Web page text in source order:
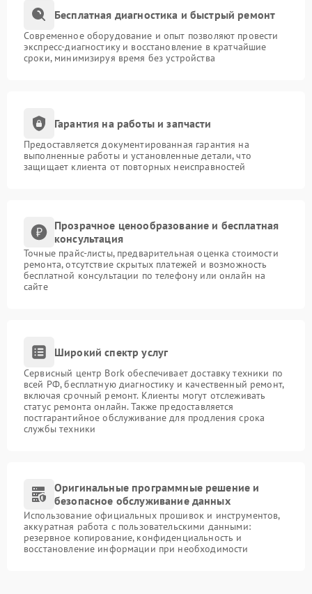
Бесплатная диагностика и быстрый ремонт
Современное оборудование и опыт позволяют провести
экспресс-диагностику и восстановление в кратчайшие
сроки, минимизируя время без устройства
Гарантия на работы и запчасти
Предоставляется документированная гарантия на
выполненные работы и установленные детали, что
защищает клиента от повторных неисправностей
Прозрачное ценообразование и бесплатная
консультация
Точные прайс-листы, предварительная оценка стоимости
ремонта, отсутствие скрытых платежей и возможность
бесплатной консультации по телефону или онлайн на
сайте
Широкий спектр услуг
Сервисный центр Bork обеспечивает доставку техники по
всей РФ, бесплатную диагностику и качественный ремонт,
включая срочный ремонт. Клиенты могут отслеживать
статус ремонта онлайн. Также предоставляется
постгарантийное обслуживание для продления срока
службы техники
Оригинальные программные решение и
безопасное обслуживание данных
Использование официальных прошивок и инструментов,
аккуратная работа с пользовательскими данными:
резервное копирование, конфиденциальность и
восстановление информации при необходимости